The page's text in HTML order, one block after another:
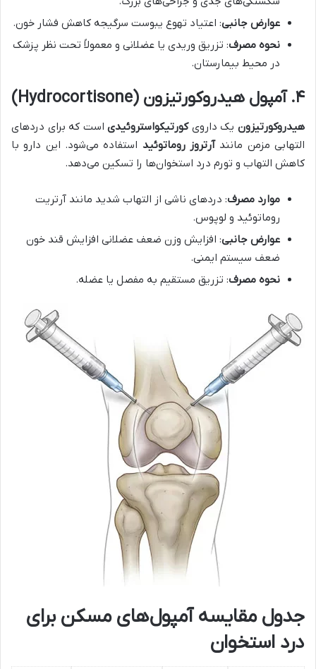
عوارض جانبی: اعتیاد تهوع یبوست سرگیجه کاهش فشار خون.
نحوه مصرف: تزریق وریدی یا عضلانی و معمولاً تحت نظر پزشک
در محیط بیمارستان.
۴.آمپول هیدروکورتیزون (Hydrocortisone)
هیدروکورتیزونیک دارویکورتیکواستروئیدیاست که برای دردهای
التهابی مزمن مانندآرتروز روماتوئید استفاده می‌شود. این دارو با
کاهش التهاب و تورم درد استخوان‌ها را تسکین می‌دهد.
موارد مصرف: دردهای ناشی از التهاب شدید مانند آرتریت
روماتوئید و لوپوس.
عوارض جانبی: افزایش وزن ضعف عضلانی افزایش قند خون
ضعف سیستم ایمنی.
نحوه مصرف: تزریق مستقیم به مفصل یا عضله.
جدول مقایسه آمپول‌های مسکن برای
درد استخوان